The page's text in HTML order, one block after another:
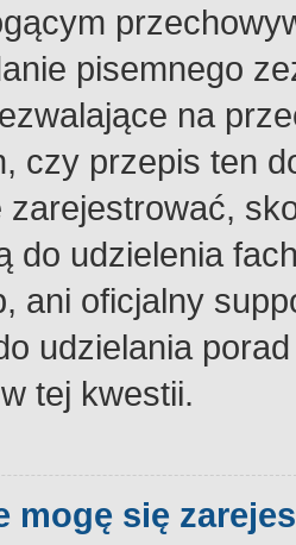
pisemnego
na
czy przepis ten
zarejestrować,
do udzielenia
ani oficjalny
udzielania
tej kwestii.
mogę się